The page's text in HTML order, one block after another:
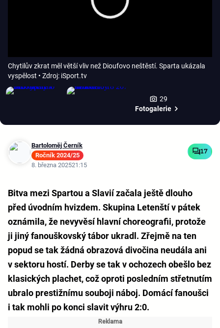
Chytilův zkrat měl větší vliv než Dioufovo neštěstí. Sparta ukázala
vyspělost • Zdroj: iSport.tv
29
Fotogalerie
Bartoloměj Černík
Ročník 2024/25
8. března 202521:15
17
Bitva mezi Spartou a Slavií začala ještě dlouho
před úvodním hvizdem. Skupina Letenští v pátek
oznámila, že nevyvěsí hlavní choreografii, protože
ji jiný fanouškovský tábor ukradl. Zřejmě na ten
popud se tak žádná obrazová divočina neudála ani
v sektoru hostí. Derby se tak v ochozech obešlo bez
klasických plachet, což oproti posledním střetnutím
ubralo prestižnímu souboji náboj. Domácí fanoušci
i tak mohli po konci slavit výhru 2:0.